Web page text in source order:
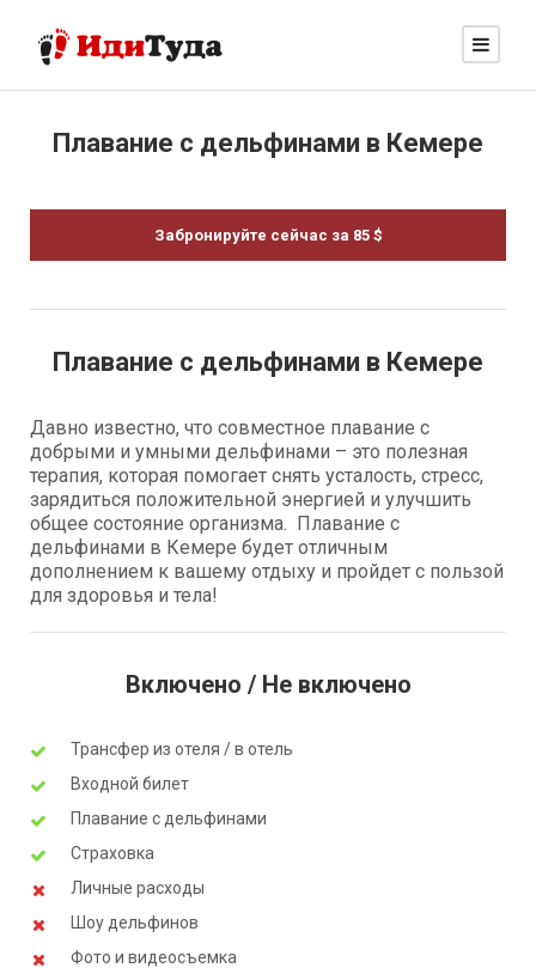
Плавание с дельфинами в Кемере
Забронируйте сейчас за 85 $
Плавание с дельфинами в Кемере
Давно известно, что совместное плавание с
добрыми и умными дельфинами – это полезная
терапия, которая помогает снять усталость, стресс,
зарядиться положительной энергией и улучшить
общее состояние организма. Плавание с
дельфинами в Кемере будет отличным
дополнением к вашему отдыху и пройдет с пользой
для здоровья и тела!
Включено / Не включено
Трансфер из отеля / в отель
Входной билет
Плавание с дельфинами
Страховка
Личные расходы
Шоу дельфинов
Фото и видеосъемка